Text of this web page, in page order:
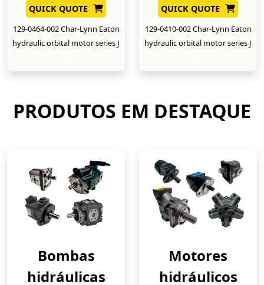
QUICK QUOTE
129-0464-002 Char-Lynn Eaton
hydraulic orbital motor series J
QUICK QUOTE
129-0410-002 Char-Lynn Eaton
hydraulic orbital motor series J
PRODUTOS EM DESTAQUE
Bombas
hidráulicas
Motores
hidráulicos